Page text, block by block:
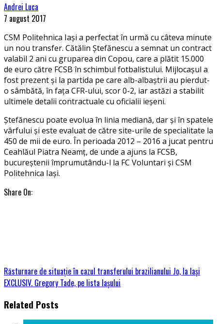
Andrei Luca
7 august 2017
CSM Politehnica Iași a perfectat în urmă cu câteva minute
un nou transfer. Cătălin Ștefănescu a semnat un contract
valabil 2 ani cu gruparea din Copou, care a plătit 15.000
de euro către FCSB în schimbul fotbalistului. Mijlocașul a
fost prezent și la partida pe care alb-albaștrii au pierdut-
o sâmbătă, în fața CFR-ului, scor 0-2, iar astăzi a stabilit
ultimele detalii contractuale cu oficialii ieșeni.
Ștefănescu poate evolua în linia mediană, dar și în spatele
vârfului și este evaluat de către site-urile de specialitate la
450 de mii de euro. În perioada 2012 – 2016 a jucat pentru
Ceahlăul Piatra Neamț, de unde a ajuns la FCSB,
bucureștenii împrumutându-l la FC Voluntari și CSM
Politehnica Iași.
Share On:
Răsturnare de situație în cazul transferului brazilianului Jo, la Iași
EXCLUSIV. Gregory Tade, pe lista Iașului
Related Posts